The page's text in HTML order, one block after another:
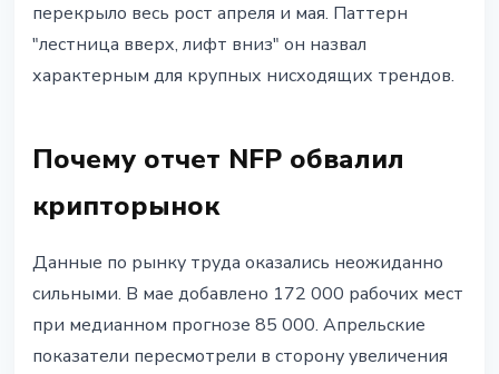
перекрыло весь рост апреля и мая. Паттерн
"лестница вверх, лифт вниз" он назвал
характерным для крупных нисходящих трендов.
Почему отчет NFP обвалил
крипторынок
Данные по рынку труда оказались неожиданно
сильными. В мае добавлено 172 000 рабочих мест
при медианном прогнозе 85 000. Апрельские
показатели пересмотрели в сторону увеличения